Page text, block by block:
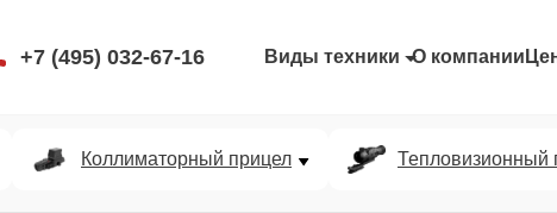
+7 (495) 032-67-16 Виды техники О компании
Коллиматорный прицел Тепловизионный